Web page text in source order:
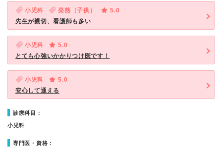
小児科 発熱（子供）
5.0
先生が親切、看護師も多い
小児科
5.0
とても心強いかかりつけ医です！
小児科
5.0
安心して通える
診療科目：
小児科
専門医・資格：